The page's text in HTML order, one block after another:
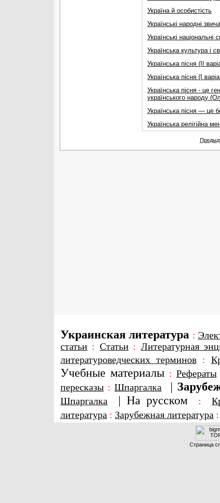
Україна й особистість
Українські народні
Українські національні
Українська культура і
Українська пiсня (II
Українська пiсня (I
Українська пiсня - це
українського народу
Українська пісня — це
Українська релігійна
Украинская литература :
статьи : Статьи: Литературная
литературоведческих терминов:
Учебные материалы : Рефераты
пересказы : Шпаргалка |
Шпаргалка | На русском :
литература : Зарубежная литература
Страница